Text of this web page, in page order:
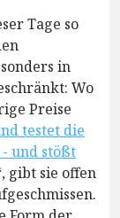
Tage so
in
Wo
Preise
testet die
und stößt
gibt sie offen